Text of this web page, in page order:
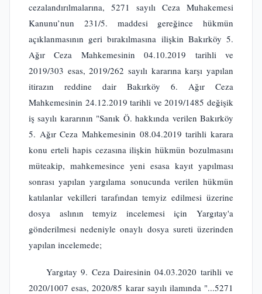
cezalandırılmalarına, 5271 sayılı Ceza Muhakemesi
Kanunu’nun 231/5. maddesi gereğince hükmün
açıklanmasının geri bırakılmasına ilişkin Bakırköy 5.
Ağır Ceza Mahkemesinin 04.10.2019 tarihli ve
2019/303 esas, 2019/262 sayılı kararına karşı yapılan
itirazın reddine dair Bakırköy 6. Ağır Ceza
Mahkemesinin 24.12.2019 tarihli ve 2019/1485 değişik
iş sayılı kararının "Sanık Ö. hakkında verilen Bakırköy
5. Ağır Ceza Mahkemesinin 08.04.2019 tarihli karara
konu erteli hapis cezasına ilişkin hükmün bozulmasını
müteakip, mahkemesince yeni esasa kayıt yapılması
sonrası yapılan yargılama sonucunda verilen hükmün
katılanlar vekilleri tarafından temyiz edilmesi üzerine
dosya aslının temyiz incelemesi için Yargıtay'a
gönderilmesi nedeniyle onaylı dosya sureti üzerinden
yapılan incelemede;
Yargıtay 9. Ceza Dairesinin 04.03.2020 tarihli ve
2020/1007 esas, 2020/85 karar sayılı ilamında "...5271